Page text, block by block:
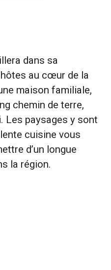
dans sa
au cœur de la
maison familiale,
chemin de terre,
Les paysages y sont
cuisine vous
d’un longue
la région.